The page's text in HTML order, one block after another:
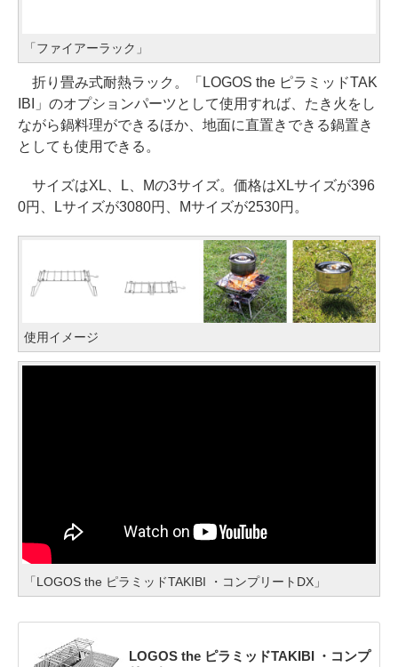
「ファイアーラック」
折り畳み式耐熱ラック。「LOGOS the ピラミッドTAK
IBI」のオプションパーツとして使用すれば、たき火をし
ながら鍋料理ができるほか、地面に直置きできる鍋置き
としても使用できる。
サイズはXL、L、Mの3サイズ。価格はXLサイズが396
0円、Lサイズが3080円、Mサイズが2530円。
使用イメージ
「LOGOS the ピラミッドTAKIBI ・コンプリートDX」
LOGOS the ピラミッドTAKIBI ・コンプ